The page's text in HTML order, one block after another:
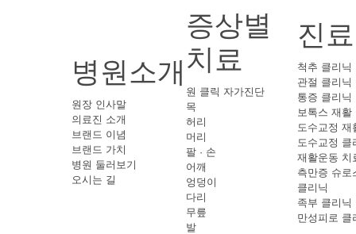
병원소개
원장 인사말
의료진 소개
브랜드 이념
브랜드 가치
병원 둘러보기
오시는 길
증상별
치료
원 클릭 자가진단
목
허리
머리
팔 · 손
어깨
엉덩이
다리
무릎
발
진
척추 클리닉
관절 클리닉
통증 클리닉
보톡스 재활
도수교정 재
도수교정 클
재활운동 치
측만증 슈로
클리닉
족부 클리닉
만성피로 클